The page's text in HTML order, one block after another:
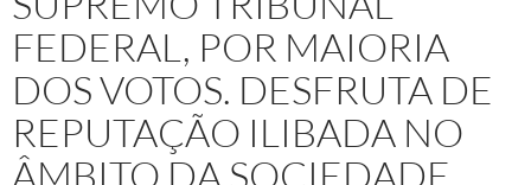
FEDERAL, POR MAIORIA
DOS VOTOS. DESFRUTA DE
REPUTAÇÃO ILIBADA NO
ÂMBITO DA SOCIEDADE,